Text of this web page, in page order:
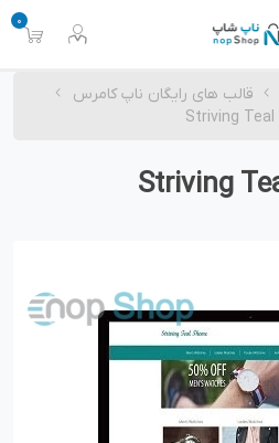
0
قالب های رایگان ناپ کامرس